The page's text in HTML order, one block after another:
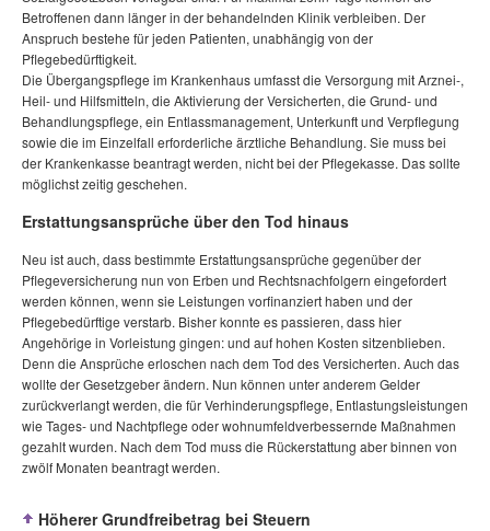
Betroffenen dann länger in der behandelnden Klinik verbleiben. Der
Anspruch bestehe für jeden Patienten, unabhängig von der
Pflegebedürftigkeit.
Die Übergangspflege im Krankenhaus umfasst die Versorgung mit Arznei-,
Heil- und Hilfsmitteln, die Aktivierung der Versicherten, die Grund- und
Behandlungspflege, ein Entlassmanagement, Unterkunft und Verpflegung
sowie die im Einzelfall erforderliche ärztliche Behandlung. Sie muss bei
der Krankenkasse beantragt werden, nicht bei der Pflegekasse. Das sollte
möglichst zeitig geschehen.
Erstattungsansprüche über den Tod hinaus
Neu ist auch, dass bestimmte Erstattungsansprüche gegenüber der
Pflegeversicherung nun von Erben und Rechtsnachfolgern eingefordert
werden können, wenn sie Leistungen vorfinanziert haben und der
Pflegebedürftige verstarb. Bisher konnte es passieren, dass hier
Angehörige in Vorleistung gingen: und auf hohen Kosten sitzenblieben.
Denn die Ansprüche erloschen nach dem Tod des Versicherten. Auch das
wollte der Gesetzgeber ändern. Nun können unter anderem Gelder
zurückverlangt werden, die für Verhinderungspflege, Entlastungsleistungen
wie Tages- und Nachtpflege oder wohnumfeldverbessernde Maßnahmen
gezahlt wurden. Nach dem Tod muss die Rückerstattung aber binnen von
zwölf Monaten beantragt werden.
Höherer Grundfreibetrag bei Steuern